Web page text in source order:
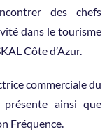
des chefs
dans le tourisme
Côte d’Azur.
commerciale du
ainsi que
Fréquence.